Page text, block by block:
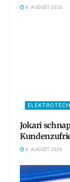
4. AUGUST 2026
Jokari
4. AUGUST 2026